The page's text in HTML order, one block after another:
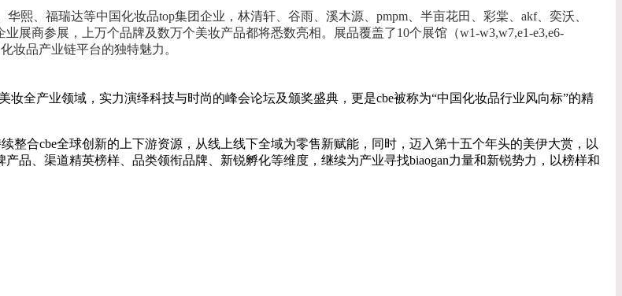
、福瑞达等中国化妆品top集团企业，林清轩、谷雨、溪木源、pmpm、半亩花田、彩棠、akf、奕沃、
展商参展，上万个品牌及数万个美妆产品都将悉数亮相。展品覆盖了10个展馆（w1-w3,w7,e1-e3,e6-
妆品产业链平台的独特魅力。
全产业领域，实力演绎科技与时尚的峰会论坛及颁奖盛典，更是cbe被称为“中国化妆品行业风向标”的精
整合cbe全球创新的上下游资源，从线上线下全域为零售新赋能，同时，迈入第十五个年头的美伊大赏，以
品、渠道精英榜样、品类领衔品牌、新锐孵化等维度，继续为产业寻找biaogan力量和新锐势力，以榜样和